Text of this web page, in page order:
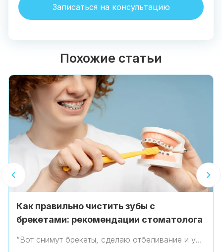
Записаться на консультацию
Похожие статьи
Как правильно чистить зубы с
брекетами: рекомендации стоматолога
“Вот снимут брекеты, сделаю отбеливание и у…